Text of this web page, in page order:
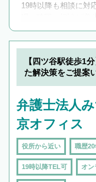
19時以降も相談に対
遅い時間の相談が増
んで検索してみまし
【四ツ谷駅徒歩1
た解決策をご提案
弁護士法人
京オフィス
役所から近い 職歴20
19時以降TEL可 オン